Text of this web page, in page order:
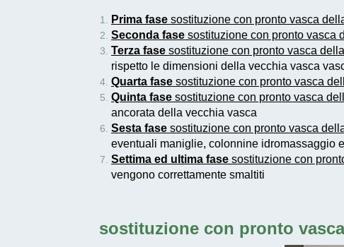
Prima fase sostituzione con pronto vasca
Seconda fase sostituzione con pronto vasca
Terza fase sostituzione con pronto vasca
rispetto le dimensioni della vecchia vasca
Quarta fase sostituzione con pronto vasca
Quinta fase sostituzione con pronto vasca
ancorata della vecchia vasca
Sesta fase sostituzione con pronto vasca
eventuali maniglie, colonnine idromassaggio
Settima ed ultima fase sostituzione con
vengono correttamente smaltiti
sostituzione con pronto